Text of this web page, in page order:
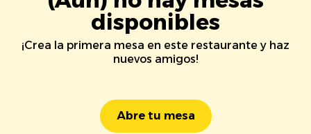
disponibles
¡Crea la primera mesa en este restaurante y haz
nuevos amigos!
Abre tu mesa